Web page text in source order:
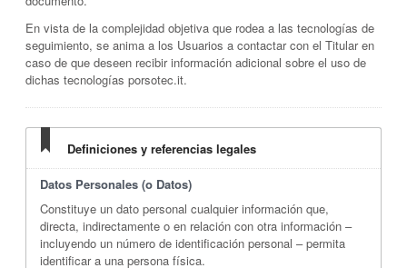
En vista de la complejidad objetiva que rodea a las tecnologías de
seguimiento, se anima a los Usuarios a contactar con el Titular en
caso de que deseen recibir información adicional sobre el uso de
dichas tecnologías porsotec.it.
Definiciones y referencias legales
Datos Personales (o Datos)
Constituye un dato personal cualquier información que,
directa, indirectamente o en relación con otra información –
incluyendo un número de identificación personal – permita
identificar a una persona física.